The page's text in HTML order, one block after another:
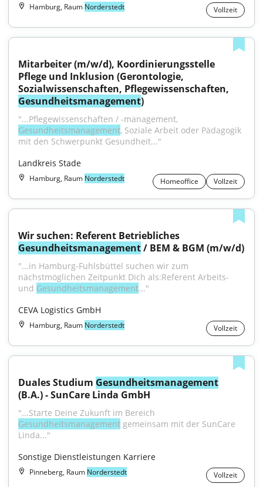
Hamburg, Raum Norderstedt Vollzeit
Mitarbeiter (m/w/d), Koordinierungsstelle
Pflege und Inklusion (Gerontologie,
Gesundheitsmanagement)
Gesundheitsmanagement, Soziale Arbeit oder Pädagogik
mit den Schwerpunkt Gesundheit..."
Landkreis Stade
Hamburg, Raum Norderstedt Homeoffice Vollzeit
Gesundheitsmanagement / BEM & BGM (m/w/d)
"...in Hamburg-Fuhlsbüttel suchen wir zum
nächstmöglichen Zeitpunkt Dich als:Referent Arbeits-
und Gesundheitsmanagement..."
CEVA Logistics GmbH
Hamburg, Raum Norderstedt Vollzeit
Duales Studium Gesundheitsmanagement
(B.A.) - SunCare Linda GmbH
Gesundheitsmanagement gemeinsam mit der SunCare
Linda..."
Sonstige Dienstleistungen Karriere
Pinneberg, Raum Norderstedt Vollzeit